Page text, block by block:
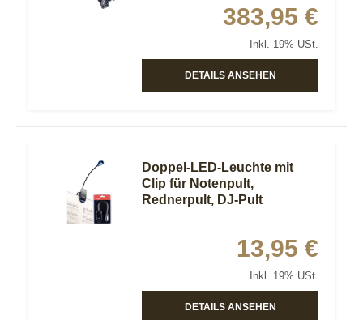
383,95 €
Inkl. 19% USt.
DETAILS ANSEHEN
Doppel-LED-Leuchte mit
Clip für Notenpult,
Rednerpult, DJ-Pult
13,95 €
Inkl. 19% USt.
DETAILS ANSEHEN